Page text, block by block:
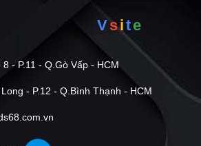
Vsite
- P.11 - Q.Gò Vấp - HCM
- P.12 - Q.Bình Thạnh - HCM